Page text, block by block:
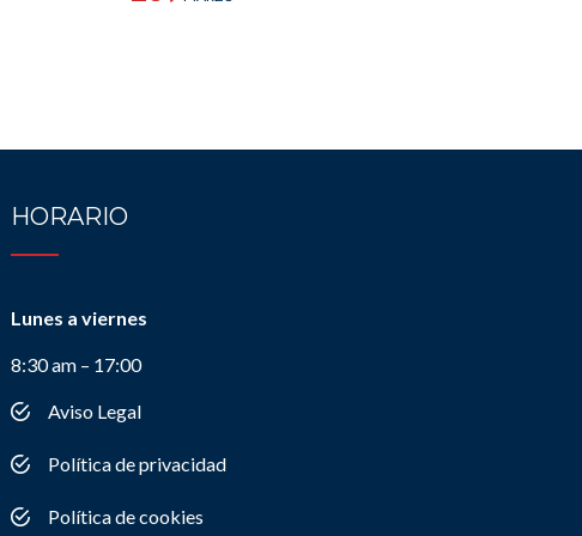
HORARIO
Lunes a viernes
8:30 am – 17:00
Aviso Legal
Política de privacidad
Política de cookies